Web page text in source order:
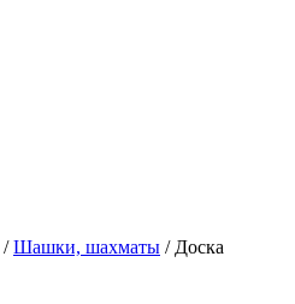
/Шашки, шахматы / Доска